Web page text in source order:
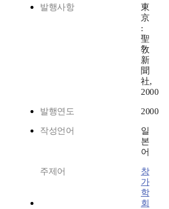
발행사항
東
京
:
聖
敎
新
聞
社,
2000
발행연도 2000
작성언어
일
본
어
주제어
창
가
학
회